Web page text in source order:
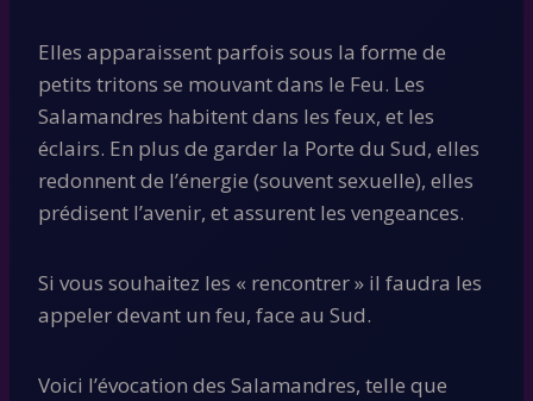
Elles apparaissent parfois sous la forme de
petits tritons se mouvant dans le Feu. Les
Salamandres habitent dans les feux, et les
éclairs. En plus de garder la Porte du Sud, elles
redonnent de l’énergie (souvent sexuelle), elles
prédisent l’avenir, et assurent les vengeances.
Si vous souhaitez les « rencontrer » il faudra les
appeler devant un feu, face au Sud.
Voici l’évocation des Salamandres, telle que